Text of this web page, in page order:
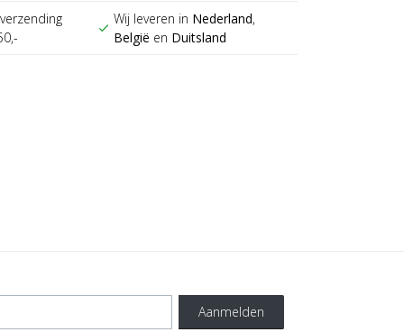
check
Wij leveren in Nederland,
België en Duitsland
Aanmelden